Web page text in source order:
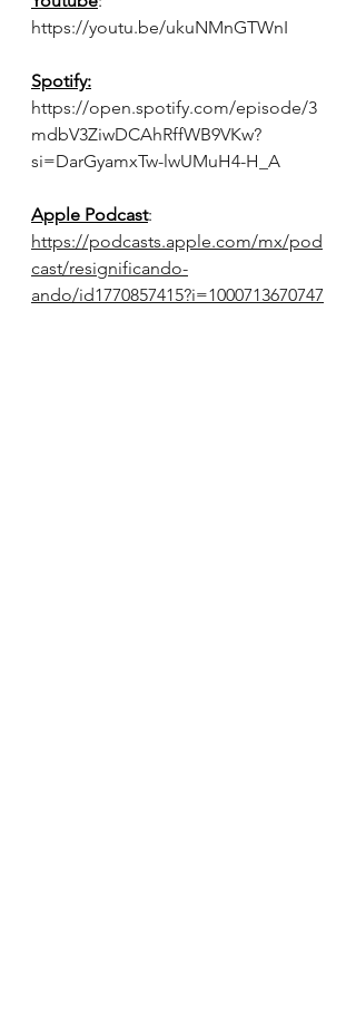
https://youtu.be/ukuNMnGTWnI
Spotify:
https://open.spotify.com/episode/3
mdbV3ZiwDCAhRffWB9VKw?
si=DarGyamxTw-lwUMuH4-H_A
Apple Podcast:
https://podcasts.apple.com/mx/pod
cast/resignificando-
ando/id1770857415?i=1000713670747